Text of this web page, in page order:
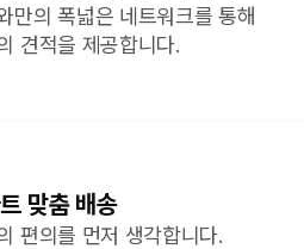
만의 폭넓은 네트워크를 통해
견적을 제공합니다.
맞춤 배송
편의를 먼저 생각합니다.